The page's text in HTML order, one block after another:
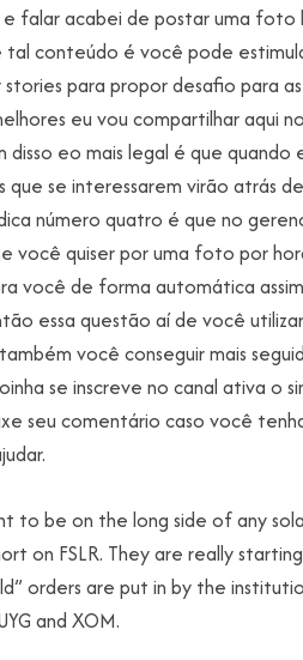
falar acabei de postar uma
conteúdo é você pode
para propor desafio para
eu vou compartilhar aqui
disso eo mais legal é que
se interessarem virão atrás
número quatro é que no
você quiser por uma foto por
você de forma automática
essa questão aí de você
você conseguir mais
se inscreve no canal ativa o
seu comentário caso você
to be on the long side of any
on FSLR. They are really
orders are put in by the
and XOM.